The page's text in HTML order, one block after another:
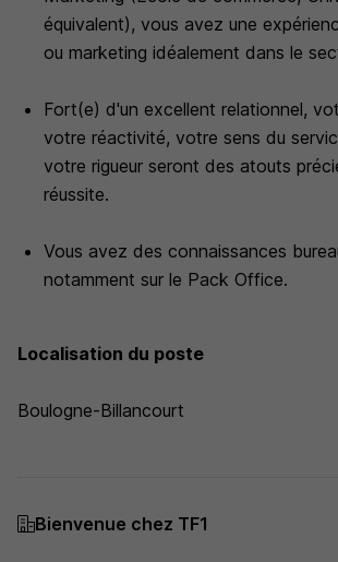
équivalent), vous avez une
ou marketing idéalement dans le
Fort(e) d'un excellent relationnel,
votre réactivité, votre sens du
votre rigueur seront des atouts
réussite.
Vous avez des connaissances
notamment sur le Pack Office.
Localisation du poste
Boulogne-Billancourt
Bienvenue chez TF1